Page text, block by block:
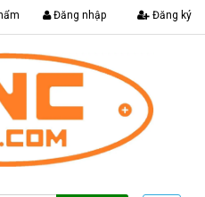
Đăng nhập Đăng ký